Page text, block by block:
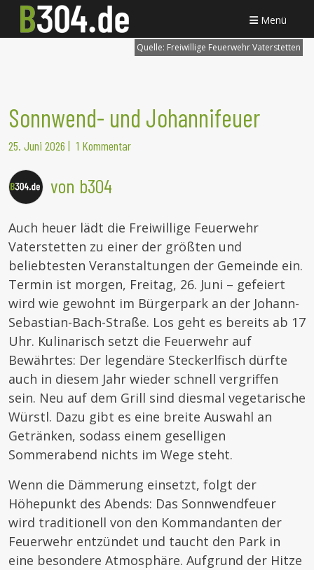
Menü
Quelle: Freiwillige Feuerwehr Vaterstetten
Sonnwend- und Johannifeuer
25. Juni 2026 | 1 Kommentar
von b304
Auch heuer lädt die Freiwillige Feuerwehr
Vaterstetten zu einer der größten und
beliebtesten Veranstaltungen der Gemeinde ein.
Termin ist morgen, Freitag, 26. Juni – gefeiert
wird wie gewohnt im Bürgerpark an der Johann-
Sebastian-Bach-Straße. Los geht es bereits ab 17
Uhr. Kulinarisch setzt die Feuerwehr auf
Bewährtes: Der legendäre Steckerlfisch dürfte
auch in diesem Jahr wieder schnell vergriffen
sein. Neu auf dem Grill sind diesmal vegetarische
Würstl. Dazu gibt es eine breite Auswahl an
Getränken, sodass einem geselligen
Sommerabend nichts im Wege steht.
Wenn die Dämmerung einsetzt, folgt der
Höhepunkt des Abends: Das Sonnwendfeuer
wird traditionell von den Kommandanten der
Feuerwehr entzündet und taucht den Park in
eine besondere Atmosphäre. Aufgrund der Hitze